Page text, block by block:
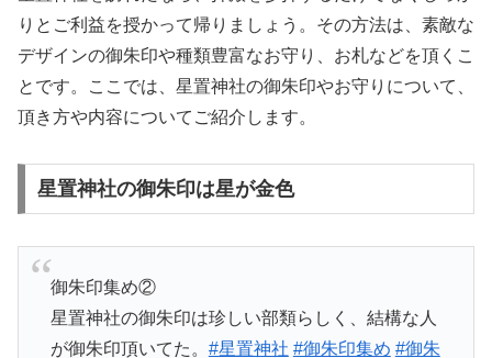
りとご利益を授かって帰りましょう。その方法は、素敵な
デザインの御朱印や種類豊富なお守り、お札などを頂くこ
とです。ここでは、星置神社の御朱印やお守りについて、
頂き方や内容についてご紹介します。
星置神社の御朱印は星が金色
御朱印集め②
星置神社の御朱印は珍しい部類らしく、結構な人
が御朱印頂いてた。 #星置神社 #御朱印集め #御朱